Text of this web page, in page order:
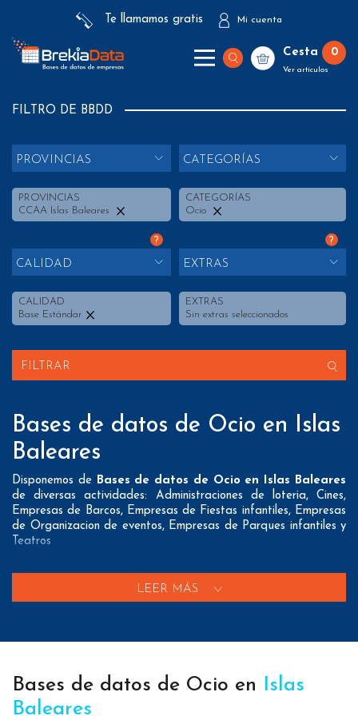
Te llamamos gratis Mi cuenta
Cesta 0
Ver artículos
FILTRO DE BBDD
PROVINCIAS
PROVINCIAS
CCAA Islas Baleares
CATEGORÍAS
CATEGORÍAS
Ocio
?
CALIDAD
CALIDAD
Base Estándar
?
EXTRAS
EXTRAS
Sin extras seleccionados
FILTRAR
Bases de datos de Ocio en Islas
Baleares
Disponemos de Bases de datos de Ocio en Islas Baleares
de diversas actividades: Administraciones de loteria, Cines,
Empresas de Barcos, Empresas de Fiestas infantiles, Empresas
de Organizacion de eventos, Empresas de Parques infantiles y
Teatros
contacto que pueden resultar interesantes a nuestros clientes:
incluyendo dirección, localidad, provincia y código postal para
A nivel deteléfonosnuestros/as Listados de empresas de
Ocio en Islas Baleares aportan tanto teléfonos fijos como
LEER MÁS
Bases de datos de Ocio en Islas
Baleares